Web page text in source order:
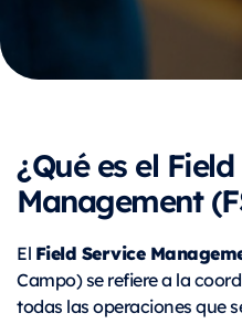
¿Qué es el
Management
El Field Service
Campo) se refiere a la
todas las operaciones que